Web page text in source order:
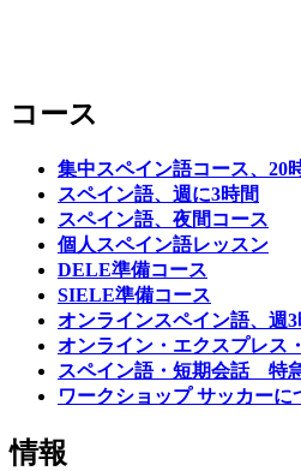
コース
集中スペイン語コース、20
スペイン語、週に3時間
スペイン語、夜間コース
個人スペイン語レッスン
DELE準備コース
SIELE準備コース
オンラインスペイン語、週3
オンライン・エクスプレス
スペイン語・短期会話 特
ワークショップ サッカーに
情報